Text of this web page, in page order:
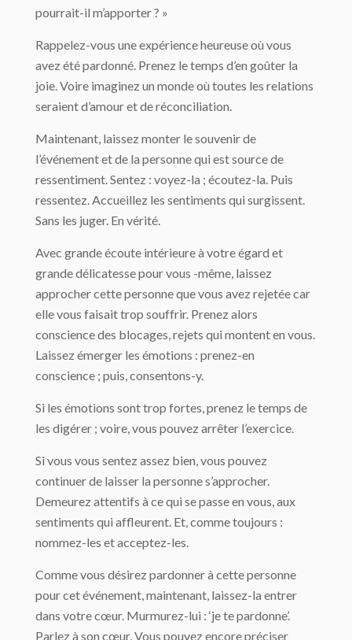
pourrait-il m’apporter ? »
Rappelez-vous une expérience heureuse où vous
avez été pardonné. Prenez le temps d’en goûter la
joie. Voire imaginez un monde où toutes les relations
seraient d’amour et de réconciliation.
Maintenant, laissez monter le souvenir de
l’événement et de la personne qui est source de
ressentiment. Sentez : voyez-la ; écoutez-la. Puis
ressentez. Accueillez les sentiments qui surgissent.
Sans les juger. En vérité.
Avec grande écoute intérieure à votre égard et
grande délicatesse pour vous -même, laissez
approcher cette personne que vous avez rejetée car
elle vous faisait trop souffrir. Prenez alors
conscience des blocages, rejets qui montent en vous.
Laissez émerger les émotions : prenez-en
conscience ; puis, consentons-y.
Si les émotions sont trop fortes, prenez le temps de
les digérer ; voire, vous pouvez arrêter l’exercice.
Si vous vous sentez assez bien, vous pouvez
continuer de laisser la personne s’approcher.
Demeurez attentifs à ce qui se passe en vous, aux
sentiments qui affleurent. Et, comme toujours :
nommez-les et acceptez-les.
Comme vous désirez pardonner à cette personne
pour cet événement, maintenant, laissez-la entrer
dans votre cœur. Murmurez-lui : ‘je te pardonne’.
Parlez à son cœur. Vous pouvez encore préciser